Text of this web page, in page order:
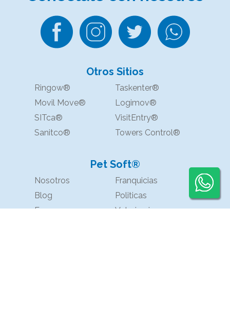
Otros Sitios
Ringow®
Taskenter®
Movil Move®
Logimov®
SITca®
VisitEntry®
Sanitco®
Towers Control®
Pet Soft®
Nosotros
Franquicias
Blog
Politicas
Faq
Veterinarias